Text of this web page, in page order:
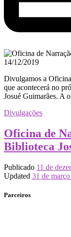
Divulgamos a
que acontecerá no
Josué Guimarães. A
Divulgações
Oficina de
Biblioteca
Publicado 11 de
Updated 31 de
Parceiros